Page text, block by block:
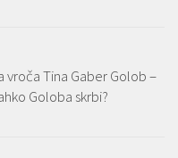
vroča Tina Gaber Golob –
Goloba skrbi?